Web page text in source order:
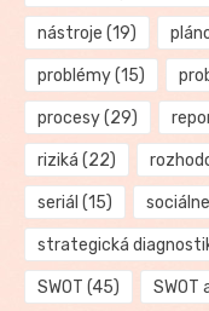
nástroje (19)
problémy(15)
procesy(29)
riziká (22)
seriál (15)
strategická
SWOT (45) SWOT